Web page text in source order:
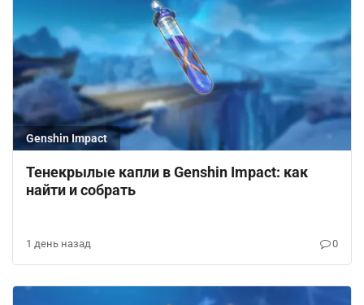
Genshin Impact
Тенекрылые капли в Genshin Impact: как
найти и собрать
1 день назад 0